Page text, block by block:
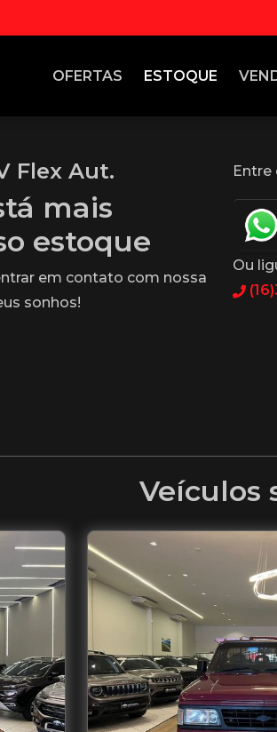
OFERTAS ESTOQUE
Flex Aut.
mais
estoque
em contato com nossa
sonhos!
Ou
Veículos